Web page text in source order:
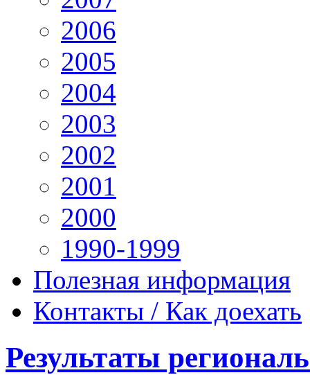
2006
2005
2004
2003
2002
2001
2000
1990-1999
Полезная информация
Контакты / Как доехать
Результаты